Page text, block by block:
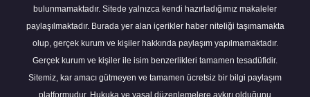
bulunmamaktadır. Sitede yalnızca kendi hazırladığımız makaleler
paylaşılmaktadır. Burada yer alan içerikler haber niteliği taşımamakta
olup, gerçek kurum ve kişiler hakkında paylaşım yapılmamaktadır.
Gerçek kurum ve kişiler ile isim benzerlikleri tamamen tesadüfidir.
Sitemiz, kar amacı gütmeyen ve tamamen ücretsiz bir bilgi paylaşım
platformudur. Hukuka ve yasal düzenlemelere aykırı olduğunu